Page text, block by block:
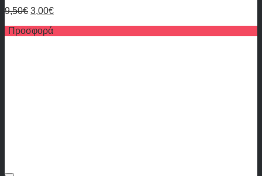
9,50€ 3,00€
Προσφορά